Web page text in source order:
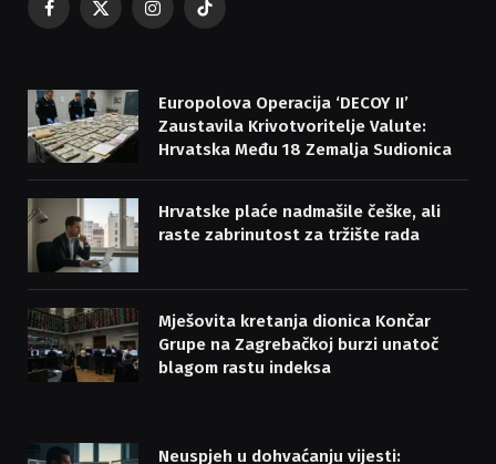
Facebook
X
Instagram
TikTok
Europolova Operacija ‘DECOY II’
Zaustavila Krivotvoritelje Valute:
Hrvatska Među 18 Zemalja Sudionica
Hrvatske plaće nadmašile češke, ali
raste zabrinutost za tržište rada
Mješovita kretanja dionica Končar
Grupe na Zagrebačkoj burzi unatoč
blagom rastu indeksa
Neuspjeh u dohvaćanju vijesti: